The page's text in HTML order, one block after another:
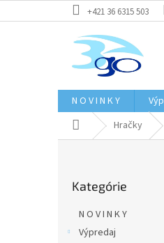
na
+421 36 6315 503
N O V I N K Y
DomovHračky
kategórie
Kategórie
N O V I N K Y
Výpredaj